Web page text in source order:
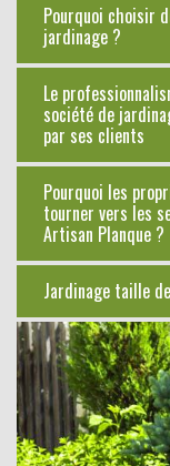
Pourquoi choisir
jardinage ?
Le
société de
par ses clients
Pourquoi les
tourner vers les
Artisan Planque ?
Jardinage taille